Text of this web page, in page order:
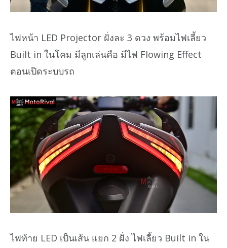
ไฟหน้า LED Projector ฝั่งละ 3 ดวง พร้อมไฟเลี้ยว
Built in ในโคม มีลูกเล่นคือ มีไฟ Flowing Effect
ตอนเปิดระบบรถ
ไฟท้าย LED เป็นเส้น แยก 2 ฝั่ง ไฟเลี้ยว Built in ใน